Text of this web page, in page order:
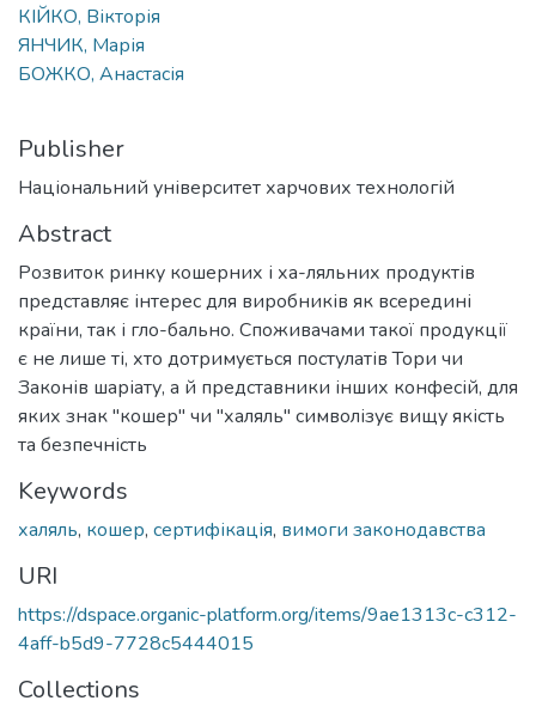
КІЙКО, Вікторія
ЯНЧИК, Марія
БОЖКО, Анастасія
Publisher
Національний університет харчових технологій
Abstract
Розвиток ринку кошерних і ха-ляльних продуктів
представляє інтерес для виробників як всередині
країни, так і гло-бально. Споживачами такої продукції
є не лише ті, хто дотримується постулатів Тори чи
Законів шаріату, а й представники інших конфесій, для
яких знак "кошер" чи "халяль" символізує вищу якість
та безпечність
Keywords
халяль, кошер, сертифікація, вимоги законодавства
URI
https://dspace.organic-platform.org/items/9ae1313c-c312-
4aff-b5d9-7728c5444015
Collections